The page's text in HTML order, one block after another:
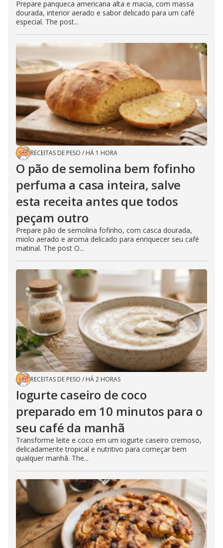
Prepare panqueca americana alta e macia, com massa
dourada, interior aerado e sabor delicado para um café
especial. The post...
RECEITAS DE PESO / HÁ 1 HORA
O pão de semolina bem fofinho
perfuma a casa inteira, salve
esta receita antes que todos
peçam outro
Prepare pão de semolina fofinho, com casca dourada,
miolo aerado e aroma delicado para enriquecer seu café
matinal. The post O...
RECEITAS DE PESO / HÁ 2 HORAS
Iogurte caseiro de coco
preparado em 10 minutos para o
seu café da manhã
Transforme leite e coco em um iogurte caseiro cremoso,
delicadamente tropical e nutritivo para começar bem
qualquer manhã. The...